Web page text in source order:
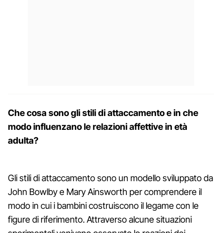
Che cosa sono gli stili di attaccamento e in che
modo influenzano le relazioni affettive in età
adulta?
Gli stili di attaccamento sono un modello sviluppato da
John Bowlby e Mary Ainsworth per comprendere il
modo in cui i bambini costruiscono il legame con le
figure di riferimento. Attraverso alcune situazioni